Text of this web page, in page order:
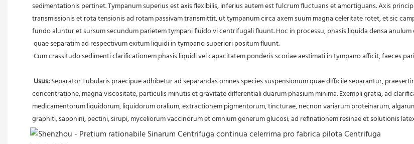
sedimentationis pertinet. Tympanum superius est axis flexibilis, inferius autem est fulcrum fluctuans et amortiguans. Axis
transmissionis et rota tensionis ad rotam passivam transmittit, ut tympanum circa axem suum magna celeritate rotet, et sic
fundo aluntur et sursum secundum parietem tympani fluido vi centrifugali fluunt. Hoc in processu, phasis liquida densa
quae separatim ad respectivum exitum liquidi in tympano superiori positum fluunt.
Cum crassitudo sedimenti clarificationem phasis liquidi vel capacitatem ponderis scoriae aestimati in tympano afficit, faeces
Usus: Separator Tubularis praecipue adhibetur ad separandas omnes species suspensionum quae difficile separantur,
concentratione, magna viscositate, particulis minutis et gravitate differentiali duarum phasium minima. Exempli gratia, ad
medicamentorum liquidorum, liquidorum oralium, extractionem pigmentorum, tincturae, necnon variarum proteinarum,
graphiti, saponini, pectini, sirupi, myceliorum vaccinorum et omnium generum glucosi; ad refinationem resinae et solutionis